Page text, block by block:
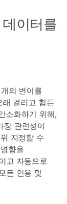
이터를
의 변이를
래 걸리고 힘든
소화하기 위해,
장 관련성이
지정할 수
향을
고 자동으로
든 인용 및